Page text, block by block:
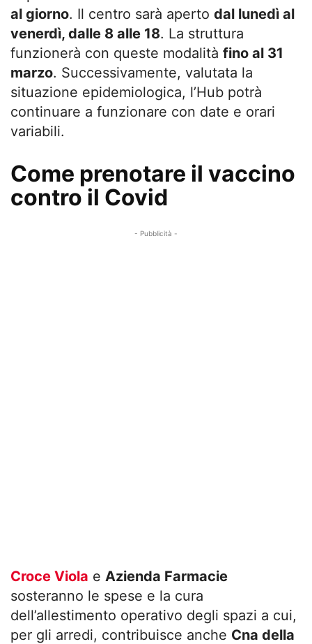
al giorno. Il centro sarà aperto dal lunedì al
venerdì, dalle 8 alle 18. La struttura
funzionerà con queste modalità fino al 31
marzo. Successivamente, valutata la
situazione epidemiologica, l’Hub potrà
continuare a funzionare con date e orari
variabili.
Come prenotare il vaccino
contro il Covid
- Pubblicità -
Croce Viola e Azienda Farmacie
sosteranno le spese e la cura
dell’allestimento operativo degli spazi a cui,
per gli arredi, contribuisce anche Cna della